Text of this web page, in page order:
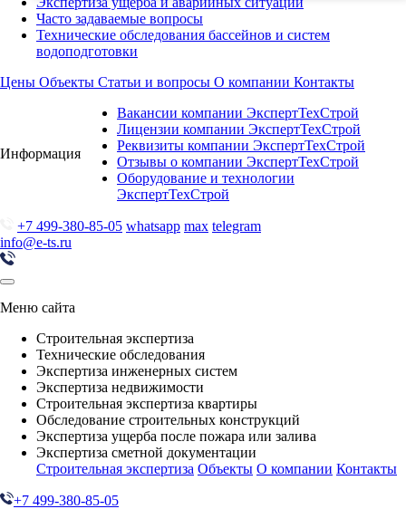
Часто задаваемые вопросы
Технические обследования бассейнов и систем
водоподготовки
Цены Объекты Статьи и вопросы О компании Контакты
Информация
Вакансии компании ЭкспертТехСтрой
Лицензии компании ЭкспертТехСтрой
Реквизиты компании ЭкспертТехСтрой
Отзывы о компании ЭкспертТехСтрой
Оборудование и технологии
ЭкспертТехСтрой
+7 499-380-85-05 whatsapp max telegram
info@e-ts.ru
Меню сайта
Строительная экспертиза
Технические обследования
Экспертиза инженерных систем
Экспертиза недвижимости
Строительная экспертиза квартиры
Обследование строительных конструкций
Экспертиза ущерба после пожара или залива
Экспертиза сметной документации
Строительная экспертиза Объекты О компании Контакты
+7 499-380-85-05